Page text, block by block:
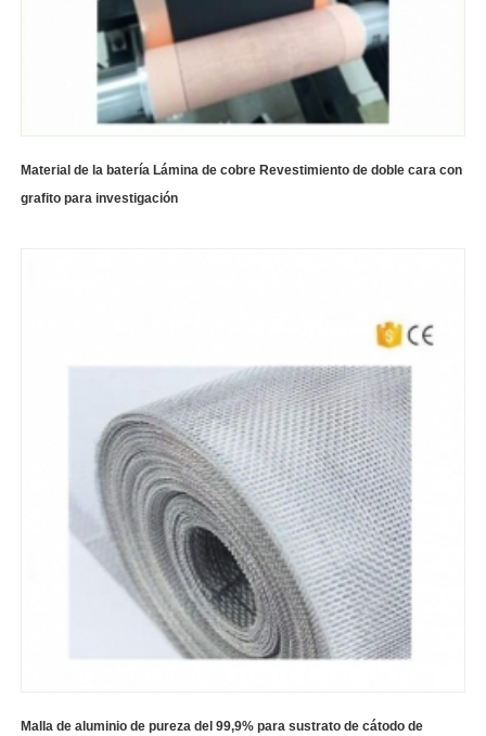
Material de la batería Lámina de cobre Revestimiento de doble cara con
grafito para investigación
Malla de aluminio de pureza del 99,9% para sustrato de cátodo de